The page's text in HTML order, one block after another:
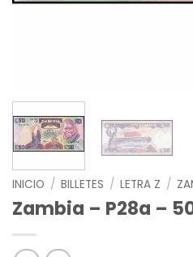
INICIO / BILLETES / LETRA Z /
Zambia – P28a –